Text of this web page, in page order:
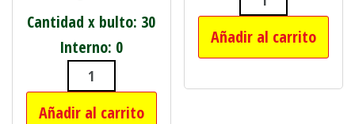
Cantidad x bulto: 30
Interno: 0
TANZA BORDEADORA CUADRADA 1
Añadir al carrito
LLAVE TUBO
Añadir al carrito